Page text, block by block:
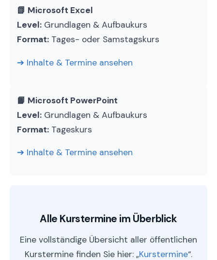
📗 Microsoft Excel
Level: Grundlagen & Aufbaukurs
Format: Tages- oder Samstagskurs
➔ Inhalte & Termine ansehen
📙 Microsoft PowerPoint
Level: Grundlagen & Aufbaukurs
Format: Tageskurs
➔ Inhalte & Termine ansehen
Alle Kurstermine im Überblick
Eine vollständige Übersicht aller öffentlichen
Kurstermine finden Sie hier: „Kurstermine“.